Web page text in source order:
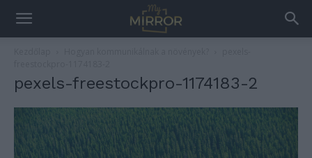
pexels-freestockpro-1174183-2